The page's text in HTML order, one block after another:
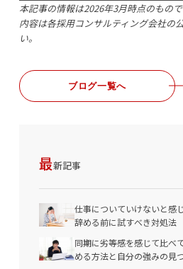
本記事の情報は2026年3月時点のもの
内容は各採用コンサルティング会社の
い。
ブログ一覧へ
最新記事
仕事についていけないと感
辞める前に試すべき対処法
同期に劣等感を感じて比べ
める方法と自分の強みの見